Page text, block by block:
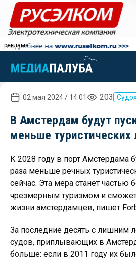
реклама
02 мая 2024 / 14:01 203
В Амстердам будут
меньше туристических
К 2028 году в порт Амстердама
раза меньше речных
сейчас. Эта мера станет частью
чрезмерным туризмом и
жизни амстердамцев, пишет
За последние десять с лишним
судов, приплывающих в
больше: если в 2011 году их